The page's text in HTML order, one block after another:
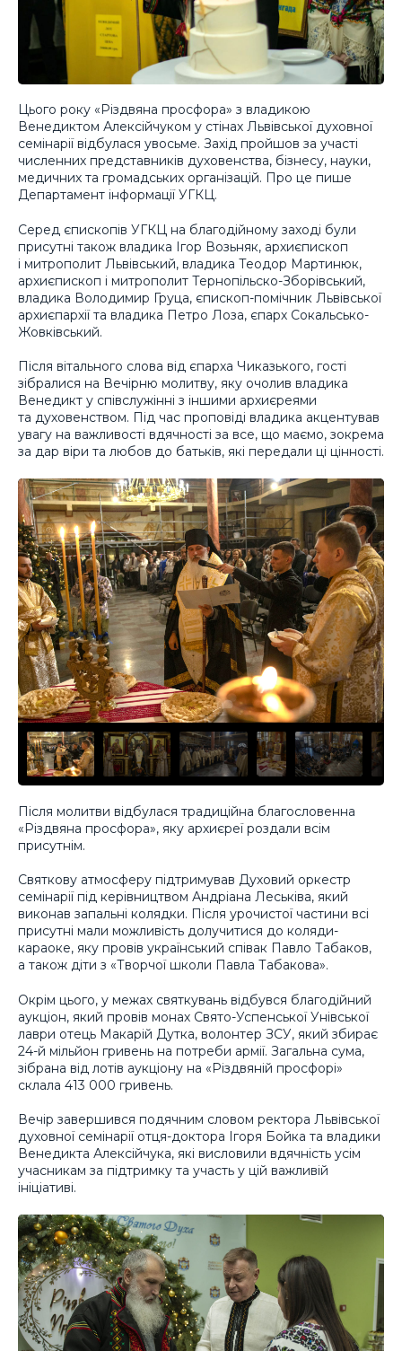
Цього року «Різдвяна просфора» з владикою
Венедиктом Алексійчуком у стінах Львівської духовної
семінарії відбулася увосьме. Захід пройшов за участі
численних представників духовенства, бізнесу, науки,
медичних та громадських організацій. Про це пише
Департамент інформації УГКЦ.
Серед єпископів УГКЦ на благодійному заході були
присутні також владика Ігор Возьняк, архиєпископ
і митрополит Львівський, владика Теодор Мартинюк,
архиєпископ і митрополит Тернопільско-Зборівський,
владика Володимир Груца, єпископ-помічник Львівської
архиєпархії та владика Петро Лоза, єпарх Сокальсько-
Жовківський.
Після вітального слова від єпарха Чиказького, гості
зібралися на Вечірню молитву, яку очолив владика
Венедикт у співслужінні з іншими архиєреями
та духовенством. Під час проповіді владика акцентував
увагу на важливості вдячності за все, що маємо, зокрема
за дар віри та любов до батьків, які передали ці цінності.
Після молитви відбулася традиційна благословенна
«Різдвяна просфора», яку архиєреї роздали всім
присутнім.
Святкову атмосферу підтримував Духовий оркестр
семінарії під керівництвом Андріана Леськіва, який
виконав запальні колядки. Після урочистої частини всі
присутні мали можливість долучитися до коляди-
караоке, яку провів український співак Павло Табаков,
а також діти з «Творчої школи Павла Табакова».
Окрім цього, у межах святкувань відбувся благодійний
аукціон, який провів монах Свято-Успенської Унівської
лаври отець Макарій Дутка, волонтер ЗСУ, який збирає
24-й мільйон гривень на потреби армії. Загальна сума,
зібрана від лотів аукціону на «Різдвяній просфорі»
склала 413 000 гривень.
Вечір завершився подячним словом ректора Львівської
духовної семінарії отця-доктора Ігоря Бойка та владики
Венедикта Алексійчука, які висловили вдячність усім
учасникам за підтримку та участь у цій важливій
ініціативі.